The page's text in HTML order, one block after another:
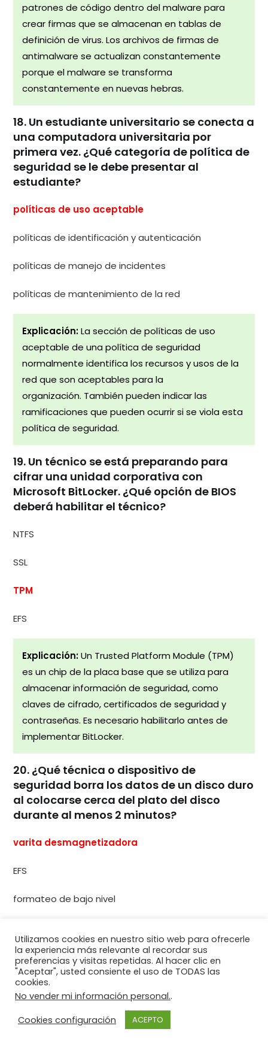
patrones de código dentro del malware para
crear firmas que se almacenan en tablas de
definición de virus. Los archivos de firmas de
antimalware se actualizan constantemente
porque el malware se transforma
constantemente en nuevas hebras.
18. Un estudiante universitario se conecta a
una computadora universitaria por
primera vez. ¿Qué categoría de política de
seguridad se le debe presentar al
estudiante?
políticas de uso aceptable
políticas de identificación y autenticación
políticas de manejo de incidentes
políticas de mantenimiento de la red
Explicación:La sección de políticas de uso
aceptable de una política de seguridad
normalmente identifica los recursos y usos de la
red que son aceptables para la
organización. También pueden indicar las
ramificaciones que pueden ocurrir si se viola esta
política de seguridad.
19. Un técnico se está preparando para
cifrar una unidad corporativa con
Microsoft BitLocker. ¿Qué opción de BIOS
deberá habilitar el técnico?
NTFS
SSL
TPM
EFS
Explicación:Un Trusted Platform Module (TPM)
es un chip de la placa base que se utiliza para
almacenar información de seguridad, como
claves de cifrado, certificados de seguridad y
contraseñas. Es necesario habilitarlo antes de
implementar BitLocker.
20. ¿Qué técnica o dispositivo de
seguridad borra los datos de un disco duro
al colocarse cerca del plato del disco
durante al menos 2 minutos?
varita desmagnetizadora
EFS
formateo de bajo nivel
borrar alcance
Explicación:una varita de desmagnetización
requiere que se coloque sobre discos de disco
duro durante un par de minutos, mientras que un
Utilizamos cookies en nuestro sitio web para ofrecerle
la experiencia más relevante al recordar sus
preferencias y visitas repetidas. Al hacer clic en
"Aceptar", usted consiente el uso de TODAS las
cookies.
No vender mi información personal..
Cookies configuración
ACEPTO